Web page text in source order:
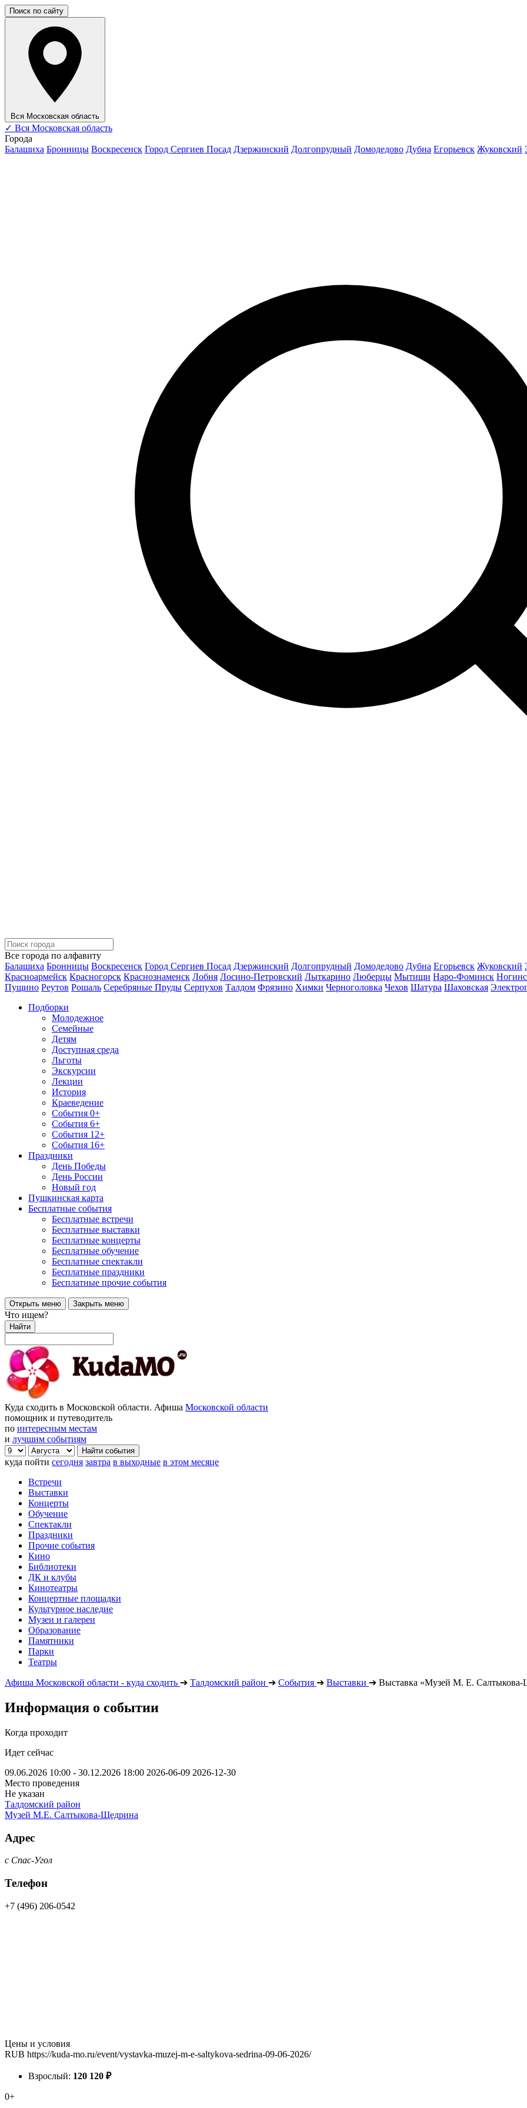
Поиск по сайту
Вся Московская область
✓ Вся Московская область
Города
Балашиха Бронницы Воскресенск Город Сергиев Посад Дзержинский Долгопрудный Домодедово Дубна Егорьевск Жуковский
Все города по алфавиту
Балашиха Бронницы Воскресенск Город Сергиев Посад Дзержинский Долгопрудный Домодедово Дубна Егорьевск Жуковский
Красноармейск Красногорск Краснознаменск Лобня Лосино-Петровский Лыткарино Люберцы Мытищи Наро-Фоминск
Пущино Реутов Рошаль Серебряные Пруды Серпухов Талдом Фрязино Химки Черноголовка Чехов Шатура Шаховская
Подборки
Молодежное
Семейные
Детям
Доступная среда
Льготы
Экскурсии
Лекции
История
Краеведение
События 0+
События 6+
События 12+
События 16+
Праздники
День Победы
День России
Новый год
Пушкинская карта
Бесплатные события
Бесплатные встречи
Бесплатные выставки
Бесплатные концерты
Бесплатные обучение
Бесплатные спектакли
Бесплатные праздники
Бесплатные прочие события
Открыть меню Закрыть меню
Что ищем?
Найти
Куда сходить в Московской области. Афиша Московской области
помощник и путеводитель
по интересным местам
и лучшим событиям
куда пойти сегодня завтра в выходные в этом месяце
Встречи
Выставки
Концерты
Обучение
Спектакли
Праздники
Прочие события
Кино
Библиотеки
ДК и клубы
Кинотеатры
Концертные площадки
Культурное наследие
Музеи и галереи
Образование
Памятники
Парки
Театры
Афиша Московской области - куда сходить ➔ Талдомский район ➔ События ➔ Выставки ➔ Выставка «Музей М. Е. Салтыкова-
Информация о событии
Когда проходит
Идет сейчас
09.06.2026 10:00 - 30.12.2026 18:00 2026-06-09 2026-12-30
Место проведения
Не указан
Талдомский район
Музей М.Е. Салтыкова-Щедрина
Адрес
с Спас-Угол
Телефон
+7 (496) 206-0542
Цены и условия
RUB https://kuda-mo.ru/event/vystavka-muzej-m-e-saltykova-sedrina-09-06-2026/
Взрослый: 120 120 ₽
0+